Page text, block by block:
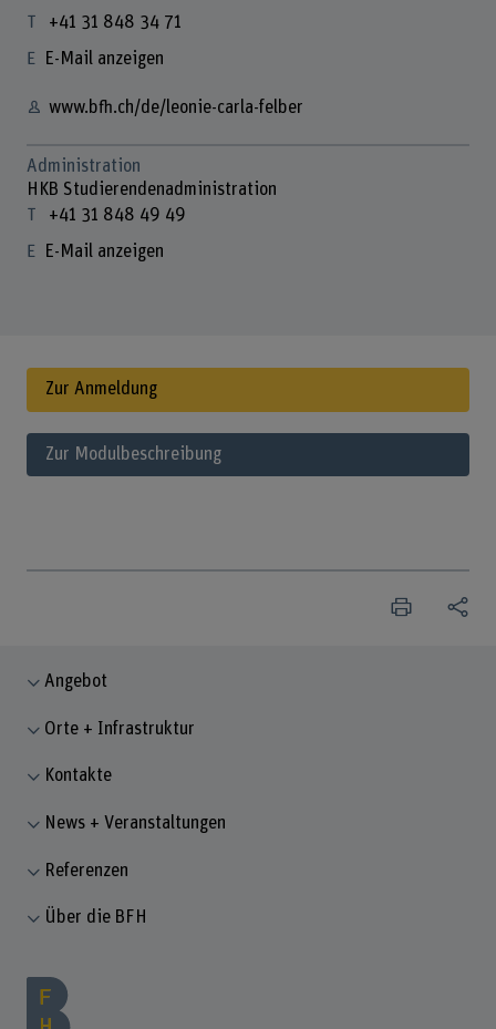
+41 31 848 34 71
E-Mail anzeigen
www.bfh.ch/de/leonie-carla-felber
Administration
HKB Studierendenadministration
+41 31 848 49 49
E-Mail anzeigen
Zur Anmeldung
Zur Modulbeschreibung
Angebot
Orte + Infrastruktur
Kontakte
News + Veranstaltungen
Referenzen
Über die BFH